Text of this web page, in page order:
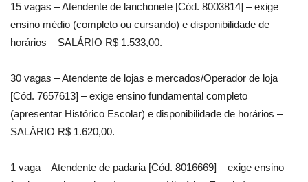
15 vagas – Atendente de lanchonete [Cód. 8003814] – exige
ensino médio (completo ou cursando) e disponibilidade de
horários – SALÁRIO R$ 1.533,00.
30 vagas – Atendente de lojas e mercados/Operador de loja
[Cód. 7657613] – exige ensino fundamental completo
(apresentar Histórico Escolar) e disponibilidade de horários –
SALÁRIO R$ 1.620,00.
1 vaga – Atendente de padaria [Cód. 8016669] – exige ensino